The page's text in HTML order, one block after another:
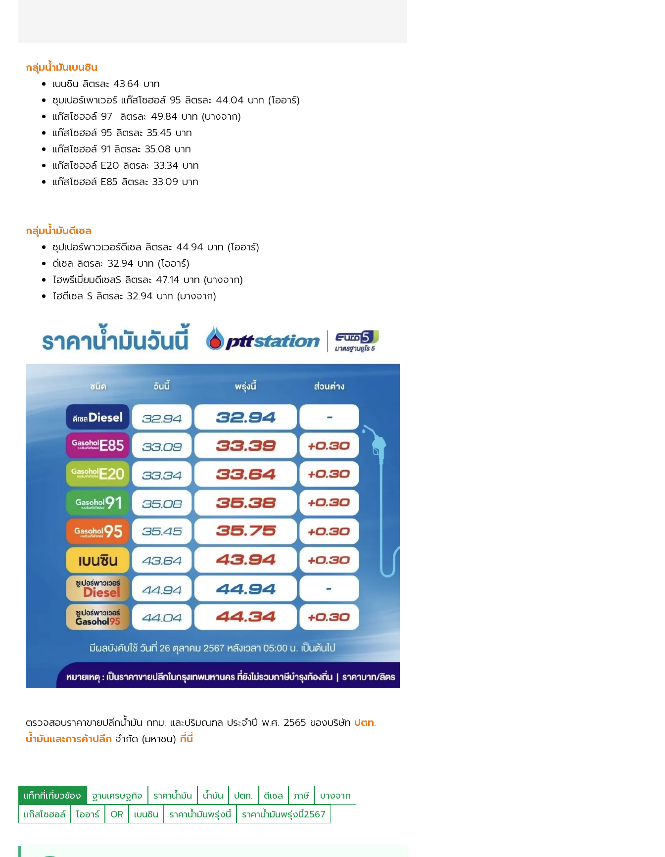
กลุ่มน้ำมันเบนซิน
เบนซิน ลิตรละ 43.64 บาท
ซุบเปอร์เพาเวอร์ แก๊สโซฮอล์ 95 ลิตรละ 44.04 บาท (โออาร์)
แก๊สโซฮอล์ 97 ลิตรละ 49.84 บาท (บางจาก)
แก๊สโซฮอล์ 95 ลิตรละ 35.45 บาท
แก๊สโซฮอล์ 91 ลิตรละ 35.08 บาท
แก๊สโซฮอล์ E20 ลิตรละ 33.34 บาท
แก๊สโซฮอล์ E85 ลิตรละ 33.09 บาท
กลุ่มน้ำมันดีเซล
ซุปเปอร์พาวเวอร์ดีเซล ลิตรละ 44.94 บาท (โออาร์)
ดีเซล ลิตรละ 32.94 บาท (โออาร์)
ไฮพรีเมี่ยมดีเซลS ลิตรละ 47.14 บาท (บางจาก)
ไฮดีเซล S ลิตรละ 32.94 บาท (บางจาก)
ตรวจสอบราคาขายปลีกน้ำมัน กทม. และปริมณฑล ประจำปี พ.ศ. 2565 ของบริษัท ปตท.
น้ำมันและการค้าปลีก จำกัด (มหาชน) ที่นี่
แท็กที่เกี่ยวข้อง ฐานเศรษฐกิจ ราคาน้ำมัน น้ำมัน ปตท. ดีเซล ภาษี
บางจาก
แก๊สโซฮอล์
โออาร์ OR เบนซิน ราคาน้ำมันพรุ่งนี้ ราคาน้ำมันพรุ่งนี้2567